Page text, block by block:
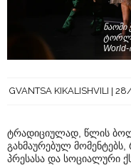
World-
GVANTSA KIKALISHVILI
ტრადიციულად, წლის
გახმაურებულ
პრესასა და სოციალური